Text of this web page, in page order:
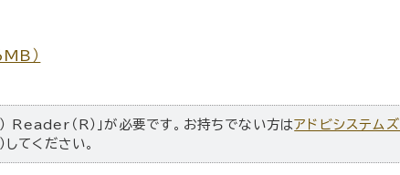
）
Reader（R）」が必要です。お持ちでない方はアドビシステム
してください。